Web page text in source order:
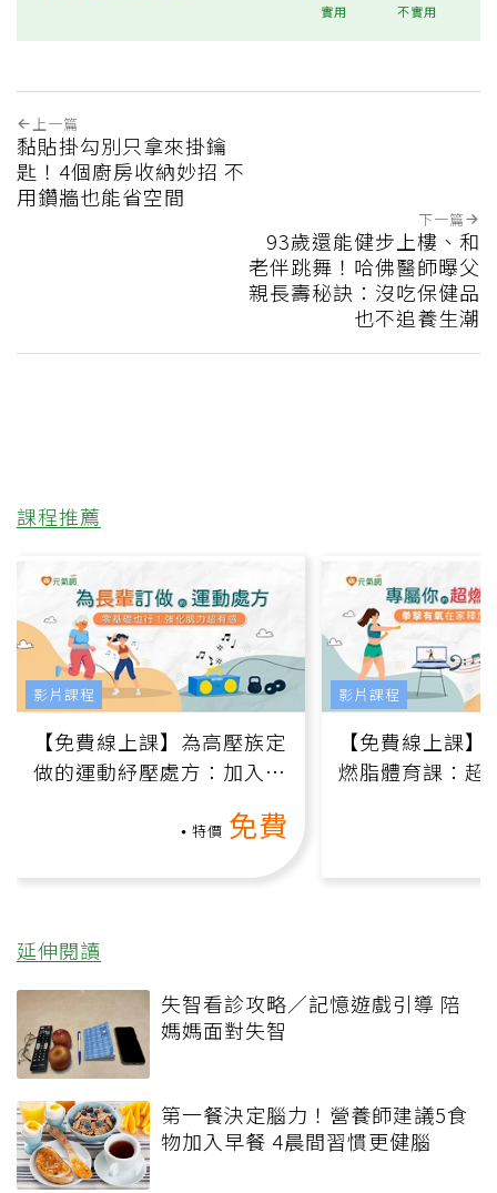
實用 不實用
上一篇
黏貼掛勾別只拿來掛鑰
匙！4個廚房收納妙招 不
用鑽牆也能省空間
下一篇
93歲還能健步上樓、和
老伴跳舞！哈佛醫師曝父
親長壽秘訣：沒吃保健品
也不追養生潮
課程推薦
【免費線上課】為高壓族定
做的運動紓壓處方：加入行
特價 免費
影片課程
【免費線上課
燃脂體育課：超
影片課程
延伸閱讀
失智看診攻略／記憶遊戲引導 陪
媽媽面對失智
第一餐決定腦力！營養師建議5食
物加入早餐 4晨間習慣更健腦